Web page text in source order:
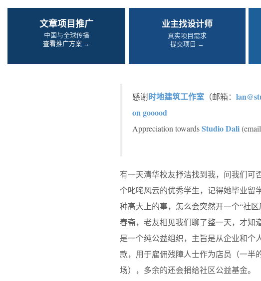
文章项目推广
中国与全球传播
查看推广方案 →
业主找设计师
真实项目需求
提交项目 →
感谢时地建筑工作室 （邮箱：
on gooood
Appreciation towardsStudio Dali
有一天清华校友抒洁找到我，问我们可
个叱咤风云的优秀学生，记得她毕业留
种高大上的事，怎么会突然开一个“社
春斋，老友相见我们聊了整一天，才知
是一个纯公益组织，主旨是从企业和个
款，用于雇佣残障人士作为店员（一半
场），多余的还会捐给社区公益基金。